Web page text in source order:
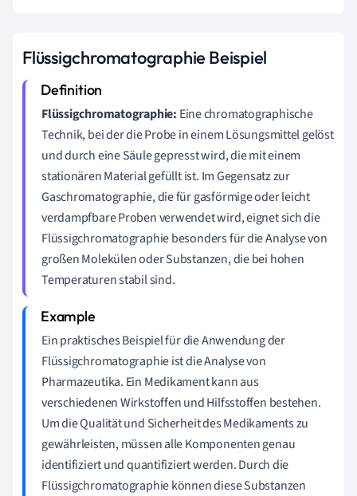
Flüssigchromatographie Beispiel
Flüssigchromatographie: Eine chromatographische
Technik, bei der die Probe in einem Lösungsmittel gelöst
und durch eine Säule gepresst wird, die mit einem
stationären Material gefüllt ist. Im Gegensatz zur
Gaschromatographie, die für gasförmige oder leicht
verdampfbare Proben verwendet wird, eignet sich die
Flüssigchromatographie besonders für die Analyse von
großen Molekülen oder Substanzen, die bei hohen
Temperaturen stabil sind.
Ein praktisches Beispiel für die Anwendung der
Flüssigchromatographie ist die Analyse von
Pharmazeutika. Ein Medikament kann aus
verschiedenen Wirkstoffen und Hilfsstoffen bestehen.
Um die Qualität und Sicherheit des Medikaments zu
gewährleisten, müssen alle Komponenten genau
identifiziert und quantifiziert werden. Durch die
Flüssigchromatographie können diese Substanzen